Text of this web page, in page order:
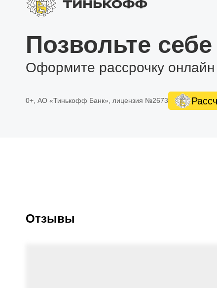
Позвольте
Оформите рассрочку
0+, АО «Тинькофф Банк», лицензия №2673
Отзывы